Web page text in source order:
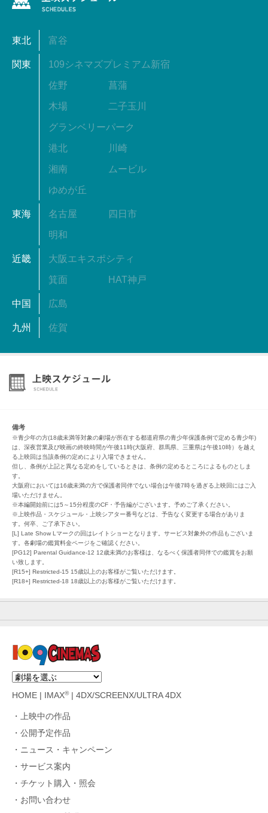
東北 富谷
関東 109シネマズプレミアム新宿
佐野 菖蒲
木場 二子玉川
グランベリーパーク
港北 川崎
湘南 ムービル
ゆめが丘
東海 名古屋 四日市
明和
近畿 大阪エキスポシティ
箕面 HAT神戸
中国 広島
九州 佐賀
備考
※青少年の方(18歳未満等対象の劇場が所在する都道府県の青少年保護条例で定める青少年)
は、深夜営業及び映画の終映時間が午後11時(大阪府、群馬県、三重県は午後10時）を越え
る上映回は当該条例の定めにより入場できません。
但し、条例が上記と異なる定めをしているときは、条例の定めるところによるものとしま
す。
大阪府においては16歳未満の方で保護者同伴でない場合は午後7時を過ぎる上映回にはご入
場いただけません。
※本編開始前には5～15分程度のCF・予告編がございます。予めご了承ください。
※上映作品・スケジュール・上映シアター番号などは、予告なく変更する場合がありま
す。何卒、ご了承下さい。
[L] Late Show Lマークの回はレイトショーとなります。サービス対象外の作品もございま
す。各劇場の鑑賞料金ページをご確認ください。
[PG12] Parental Guidance-12 12歳未満のお客様は、なるべく保護者同伴での鑑賞をお願
い致します。
[R15+] Restricted-15 15歳以上のお客様がご覧いただけます。
[R18+] Restricted-18 18歳以上のお客様がご覧いただけます。
HOME IMAX®| 4DX/SCREENX/ULTRA 4DX
上映中の作品
公開予定作品
ニュース・キャンペーン
サービス案内
チケット購入・照会
お問い合わせ